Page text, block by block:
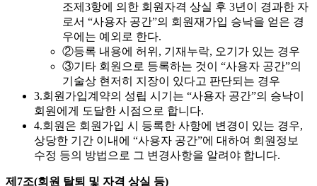
조제3항에 의한 회원자격 상실 후 3년이 경과한 자
로서 “사용자 공간”의 회원재가입 승낙을 얻은 경
우에는 예외로 한다.
②등록 내용에 허위, 기재누락, 오기가 있는 경우
③기타 회원으로 등록하는 것이 “사용자 공간”의
기술상 현저히 지장이 있다고 판단되는 경우
3.회원가입계약의 성립 시기는 “사용자 공간”의 승낙이
회원에게 도달한 시점으로 합니다.
4.회원은 회원가입 시 등록한 사항에 변경이 있는 경우,
상당한 기간 이내에 “사용자 공간”에 대하여 회원정보
수정 등의 방법으로 그 변경사항을 알려야 합니다.
제7조(회원 탈퇴 및 자격 상실 등)